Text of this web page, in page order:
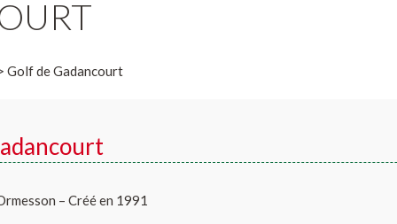
Golf de Gadancourt
– Créé en 1991